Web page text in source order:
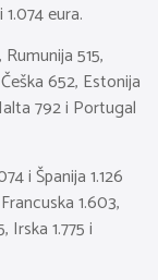
eura.
515,
652, Estonija
792 i Portugal
i Španija 1.126
1.603,
Irska 1.775 i